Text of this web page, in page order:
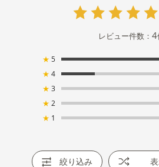
レビュー件数：4
★ 5
★ 4
★ 3
★ 2
★ 1
絞り込み